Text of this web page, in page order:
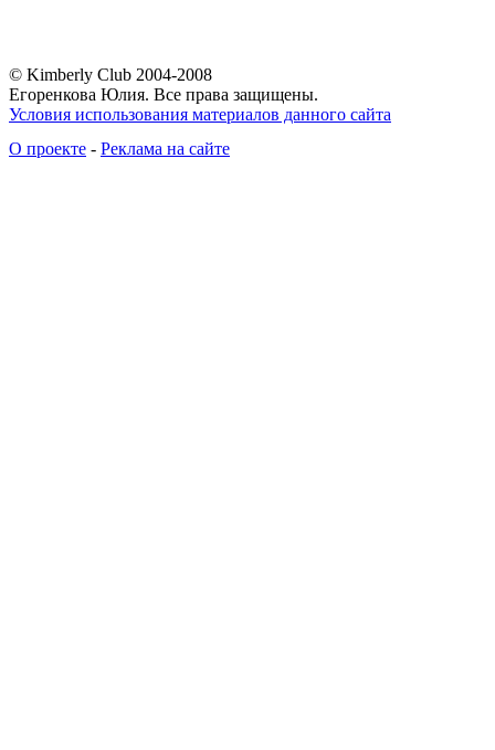
© Kimberly Club 2004-2008
Егоренкова Юлия. Все права защищены.
Условия использования материалов данного сайта
О проекте - Реклама на сайте